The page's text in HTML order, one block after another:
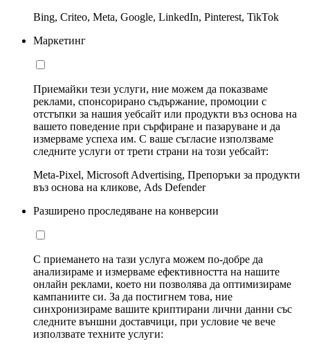
Bing, Criteo, Meta, Google, LinkedIn, Pinterest, TikTok
Маркетинг
Приемайки тези услуги, ние можем да показваме
реклами, спонсорирано съдържание, промоции с
отстъпки за нашия уебсайт или продукти въз основа на
вашето поведение при сърфиране и пазаруване и да
измерваме успеха им. С ваше съгласие използваме
следните услуги от трети страни на този уебсайт:
Meta-Pixel, Microsoft Advertising, Препоръки за продукти
въз основа на кликове, Ads Defender
Разширено проследяване на конверсии
С приемането на тази услуга можем по-добре да
анализираме и измерваме ефективността на нашите
онлайн реклами, което ни позволява да оптимизираме
кампаниите си. За да постигнем това, ние
синхронизираме вашите криптирани лични данни със
следните външни доставчици, при условие че вече
използвате техните услуги: